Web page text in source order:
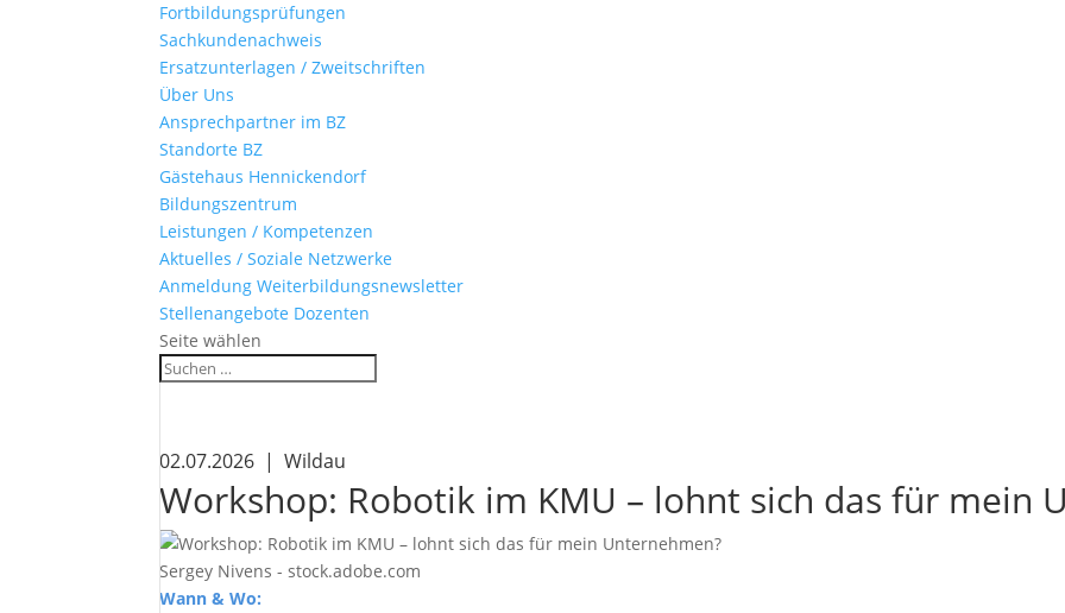
Fortbildungsprüfungen
Sachkundenachweis
Ersatzunterlagen / Zweitschriften
Über Uns
Ansprechpartner im BZ
Standorte BZ
Gästehaus Hennickendorf
Bildungszentrum
Leistungen / Kompetenzen
Aktuelles / Soziale Netzwerke
Anmeldung Weiterbildungsnewsletter
Stellenangebote Dozenten
Seite wählen
02.07.2026 | Wildau
Workshop: Robotik im KMU – lohnt sich das für mein
Sergey Nivens - stock.adobe.com
Wann & Wo: